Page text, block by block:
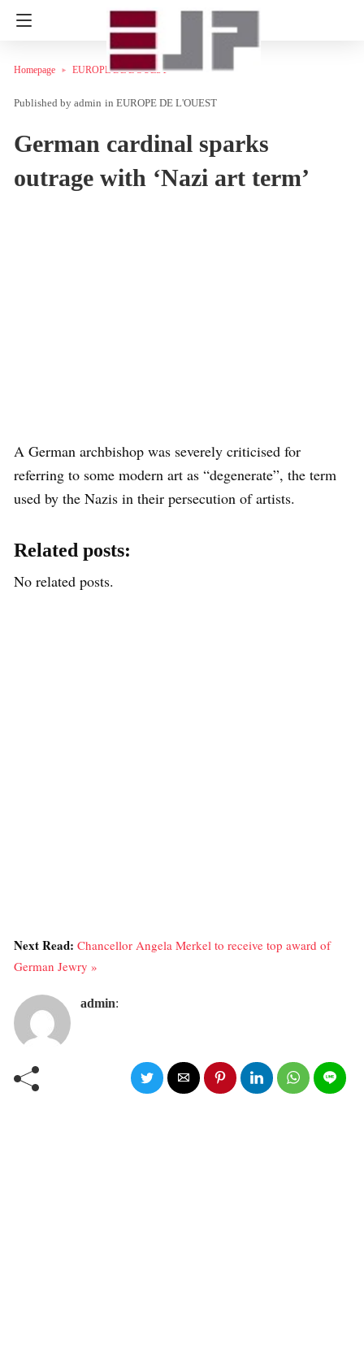
Homepage EUROPE DE L'OUEST
admin in EUROPE DE L'OUEST
German cardinal sparks
outrage with ‘Nazi art term’
A German archbishop was severely criticised for
referring to some modern art as “degenerate”, the term
used by the Nazis in their persecution of artists.
Related posts:
No related posts.
Next Read: Chancellor Angela Merkel to receive top award of
German Jewry »
admin: